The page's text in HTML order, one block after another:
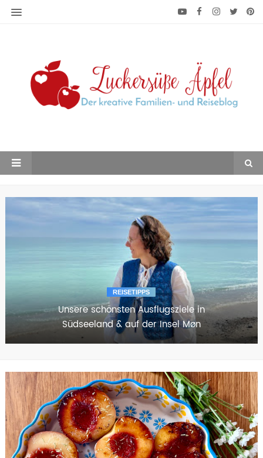
REZEPT
Ofen-Frittata mit Gemüse und Ricotta, ein
einfaches Rezept für die ganze Familie